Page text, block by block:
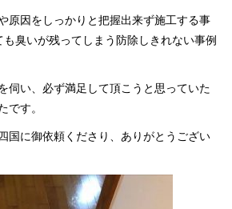
原因をしっかりと把握出来ず施工する事
臭いが残ってしまう防除しきれない事例
伺い、必ず満足して頂こうと思っていた
です。
国に御依頼くださり、ありがとうござい